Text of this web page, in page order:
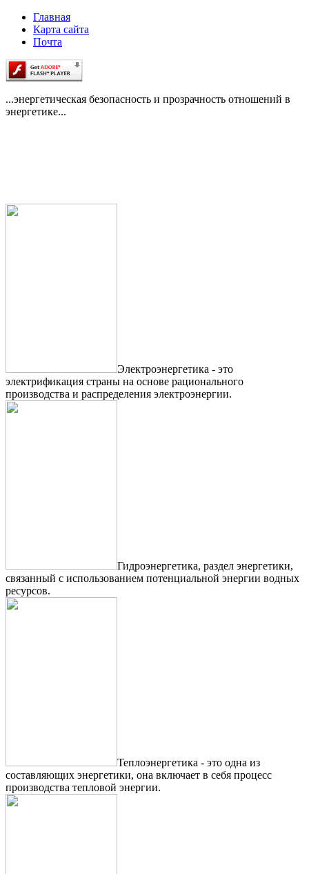
Главная
Карта сайта
Почта
...энергетическая безопасность и прозрачность отношений в
энергетике...
Электроэнергетика - это
электрификация страны на основе рационального
производства и распределения электроэнергии.
Гидроэнергетика, раздел энергетики,
связанный с использованием потенциальной энергии водных
ресурсов.
Теплоэнергетика - это одна из
составляющих энергетики, она включает в себя процесс
производства тепловой энергии.